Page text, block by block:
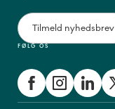
FØLG OS
Tilmeld nyhedsbrev